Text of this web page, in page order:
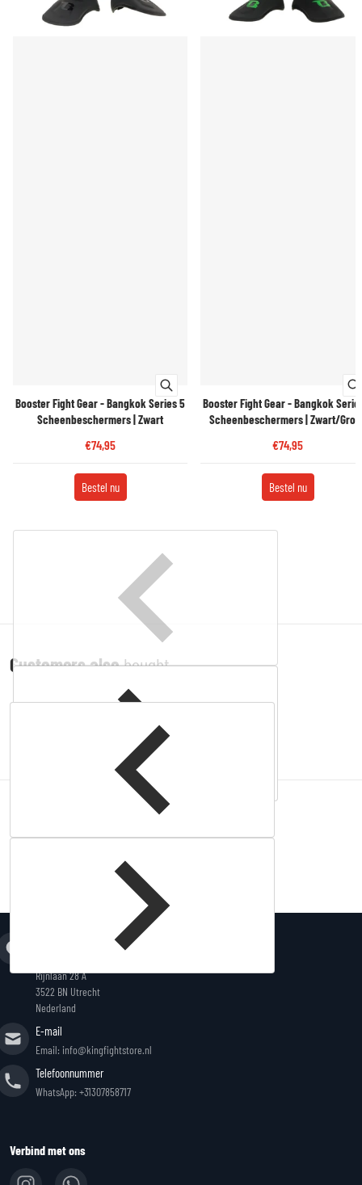
Booster Fight Gear - Bangkok Series 5
Scheenbeschermers | Zwart
€74,95
Bestel nu
Booster Fight Gear - Bangkok
Scheenbeschermers | Zwart/
€74,95
Bestel nu
Customers alsobought
products
Rijnlaan 28 A
3522 BN Utrecht
Nederland
E-mail
Email: info@kingfightstore.nl
Telefoonnummer
WhatsApp: +31307858717
Verbind met ons